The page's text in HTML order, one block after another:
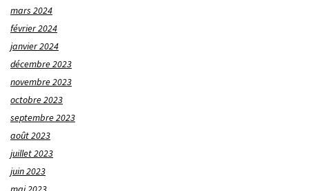
mars 2024
février 2024
janvier 2024
décembre 2023
novembre 2023
octobre 2023
septembre 2023
août 2023
juillet 2023
juin 2023